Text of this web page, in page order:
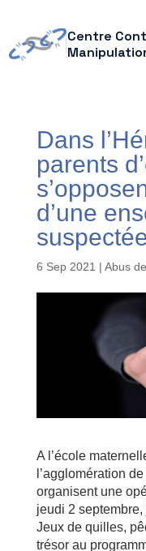
Centre
Dans
parents
d’une
6 Sep 2021 | Abus
A l’école
l’agglomération
organisent une
jeudi 2
Jeux de quilles,
trésor au